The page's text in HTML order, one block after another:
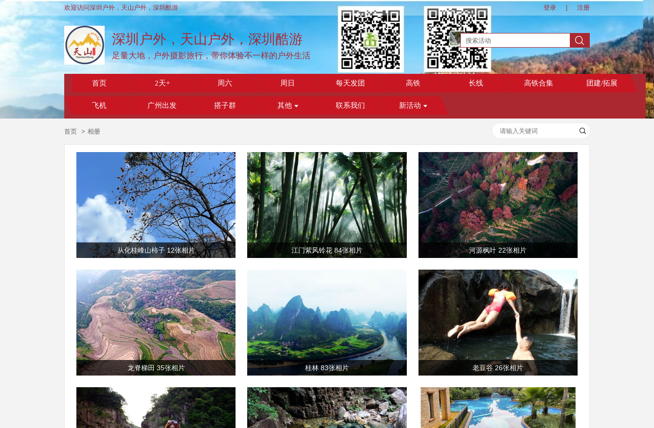
欢迎访问深圳户外，天山户外，深圳酷游 登录 注册
深圳户外，天山户外，深圳酷游
足量大地，户外摄影旅行，带你体验不一样的户外生活
首页 2天+ 周六 周日 每天发团 高铁 长线 高铁合集 团建/拓展
飞机 广州出发 搭子群 其他 联系我们 新活动
首页 相册
从化桂峰山柿子 12张相片 江门紫风铃花 84张相片 河源枫叶 22张相片
龙脊梯田 35张相片 桂林 83张相片 老豆谷 26张相片